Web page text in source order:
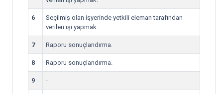
6
Seçilmiş olan işyerinde yetkili eleman tarafından
verilen işi yapmak.
7 Raporu sonuçlandırma.
8 Raporu sonuçlandırma.
9 -